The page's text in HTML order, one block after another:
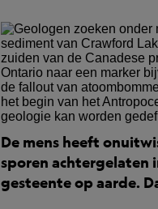
De mens heeft
sporen achtergelaten
gesteente op aarde.